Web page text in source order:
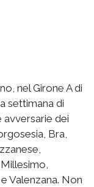
nel Girone A di
settimana di
avversarie dei
Bra,
Valenzana. Non